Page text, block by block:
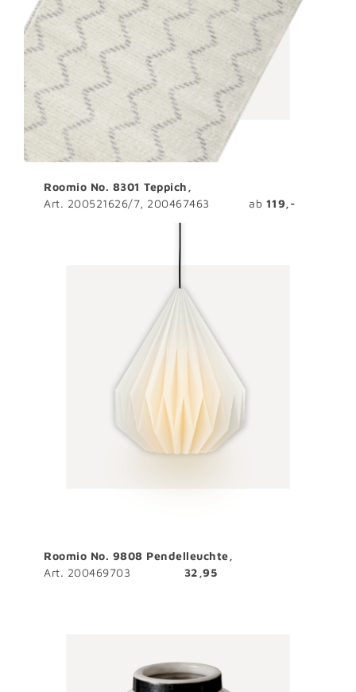
Roomio No. 8301 Teppich,
Art. 200521626/7, 200467463 ab 119,-
Roomio No. 9808 Pendelleuchte,
Art. 200469703 32,95